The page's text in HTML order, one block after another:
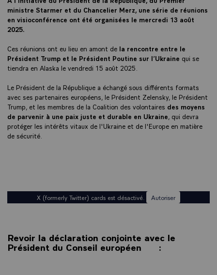
ministre Starmer et du Chancelier Merz, une série de réunions
en visioconférence ont été organisées le mercredi 13 août
2025.
Ces réunions ont eu lieu en amont de la rencontre entre le
Président Trump et le Président Poutine sur l’Ukraine qui se
tiendra en Alaska le vendredi 15 août 2025.
Le Président de la République a échangé sous différents formats
avec ses partenaires européens, le Président Zelensky, le Président
Trump, et les membres de la Coalition des volontaires des moyens
de parvenir à une paix juste et durable en Ukraine , qui devra
protéger les intérêts vitaux de l'Ukraine et de l'Europe en matière
de sécurité.
X (formerly Twitter) cards est désactivé. Autoriser
Revoir la déclaration conjointe avec le
Président du Conseil européen :